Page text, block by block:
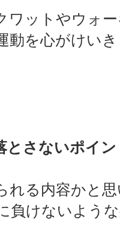
ワットやウォ
動を心がけい
とさないポイン
れる内容かと
負けないよう